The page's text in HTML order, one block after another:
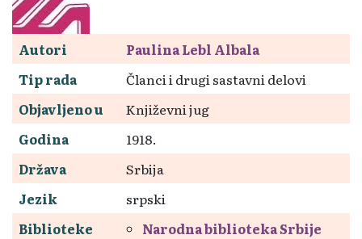
Autori
Paulina Lebl Albala
Tip rada
Članci i drugi sastavni delovi
Objavljeno u
Književni jug
Godina
1918.
Država
Srbija
Jezik
srpski
Biblioteke
Narodna biblioteka Srbije